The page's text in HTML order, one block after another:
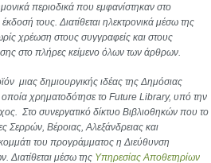
περιοδικά που εμφανίστηκαν στο
τους. Διατίθεται ηλεκτρονικά μέσω της
χρέωση στους συγγραφείς και στους
στο πλήρες κείμενο όλων των άρθρων.
μιας δημιουργικής ιδέας της Δημόσιας
χρηματοδότησε το Future Library, υπό την
Στο συνεργατικό δίκτυο Βιβλιοθηκών που το
Σερρών, Βέροιας, Αλεξάνδρειας και
του προγράμματος η Διεύθυνση
μέσω της Υπηρεσίας Αποθετηρίων